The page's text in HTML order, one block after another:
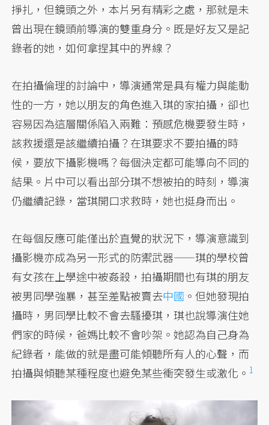
掙扎，但鏡頭之外，本片另有精彩之處，那就是未
曾出現在鏡頭前導演的雙重身分。既是好友又是記
錄者的她，如何拿捏其中的界線？
在拍攝倫理的討論中，導演通常是具有權力與能動
性的一方，她以朋友的角色進入琪的家拍攝，卻也
容易因為這層關係陷入兩難：預感危機要發生時，
該救援還是該繼續拍攝？在琪要求不要拍攝的時
候，要放下攝影機嗎？每個決定都可能導向不同的
結果。片中可以看出部分琪不想被拍的時刻，導演
仍繼續記錄，當琪開口求救時，她也挺身而出。
在每個反應可能僅出於直覺的狀況下，導演意識到
攝影機亦成為另一形式的防禦武器——琪的學校曾
有女孩在上學途中被姦殺，拍攝期間也有琪的朋友
被男同學強暴，甚至差點被賣去中國 。但她發現拍
攝時，男同學比較不會去騷擾琪，琪也說導演住她
們家的時候，爸媽比較不會吵架。她認為自己身為
紀錄者，能做的就是盡可能傾聽所有人的心聲，而
拍攝與傾聽某種程度也避免某些衝突發生或激化。1